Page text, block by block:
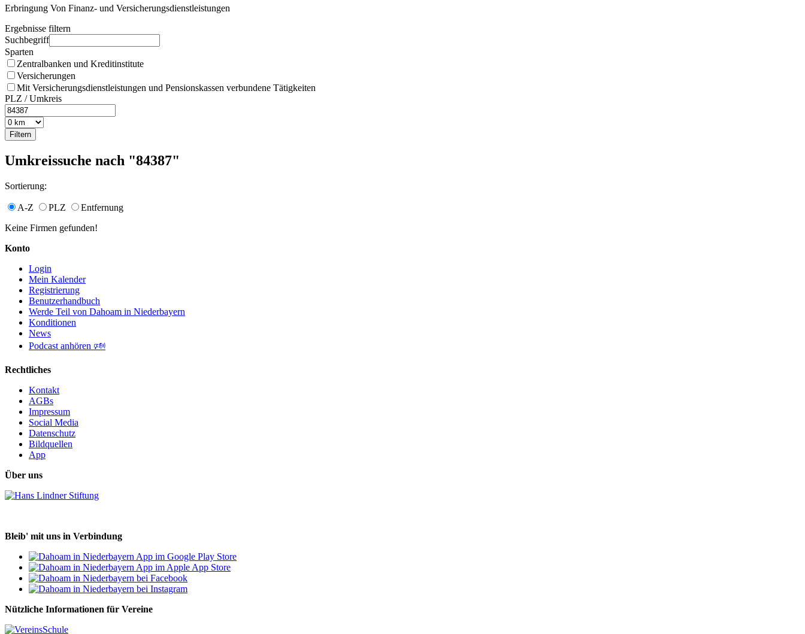
Erbringung Von Finanz- und Versicherungsdienstleistungen
Ergebnisse filtern
Suchbegriff
Sparten
Zentralbanken und Kreditinstitute
Versicherungen
Mit Versicherungsdienstleistungen und Pensionskassen verbundene Tätigkeiten
PLZ / Umkreis
Umkreissuche nach "84387"
Sortierung:
A-Z PLZ
Entfernung
Keine Firmen gefunden!
Konto
Login
Mein Kalender
Registrierung
Benutzerhandbuch
Werde Teil von Dahoam in Niederbayern
Konditionen
News
Podcast anhören 🕬
Rechtliches
Kontakt
AGBs
Impressum
Social Media
Datenschutz
Bildquellen
App
Über uns
Bleib' mit uns in Verbindung
Nützliche Informationen für Vereine